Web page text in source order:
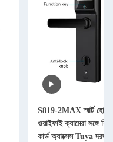
S819-2MAX স্মার্ট হোম
ওয়াইফাই ক্যামেরা সঙ্গে
কার্ড অ্যাক্সেস Tuya দরজা